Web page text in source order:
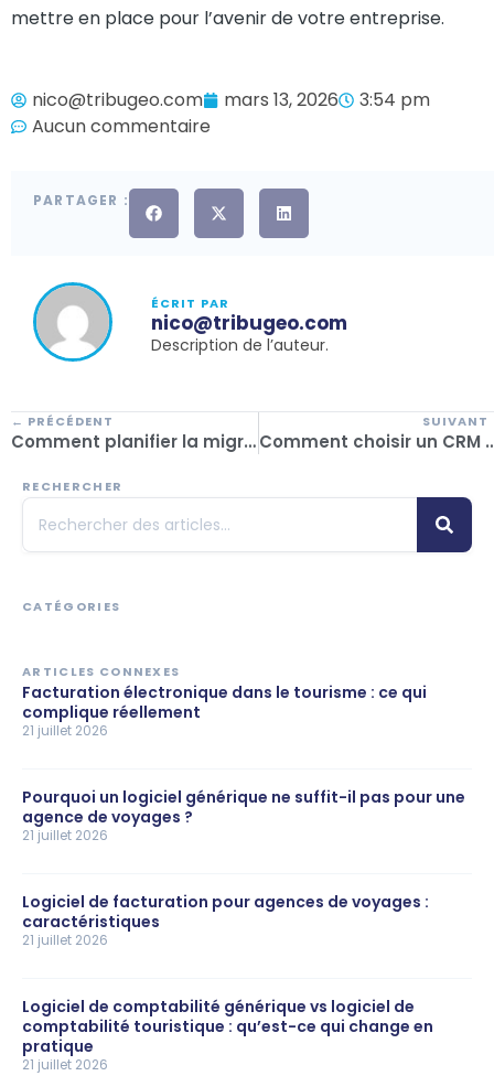
mettre en place pour l’avenir de votre entreprise.
nico@tribugeo.com mars 13, 2026
3:54 pm
Aucun commentaire
PARTAGER :
ÉCRIT PAR
nico@tribugeo.com
Description de l’auteur.
← PRÉCÉDENT
Comment planifier la migration du logiciel de réservation dans votre entreprise sans ralentir le service ? Comment choisir un CRM pour les
RECHERCHER
CATÉGORIES
ARTICLES CONNEXES
Facturation électronique dans le tourisme : ce qui
complique réellement
21 juillet 2026
Pourquoi un logiciel générique ne suffit-il pas pour une
agence de voyages ?
21 juillet 2026
Logiciel de facturation pour agences de voyages :
caractéristiques
21 juillet 2026
Logiciel de comptabilité générique vs logiciel de
comptabilité touristique : qu’est-ce qui change en
pratique
21 juillet 2026